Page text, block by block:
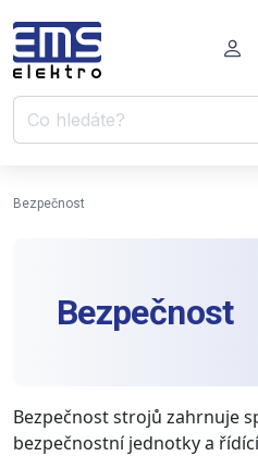
Bezpečnost
Bezpečnost
Bezpečnost strojů zahrnuje
bezpečnostní jednotky a